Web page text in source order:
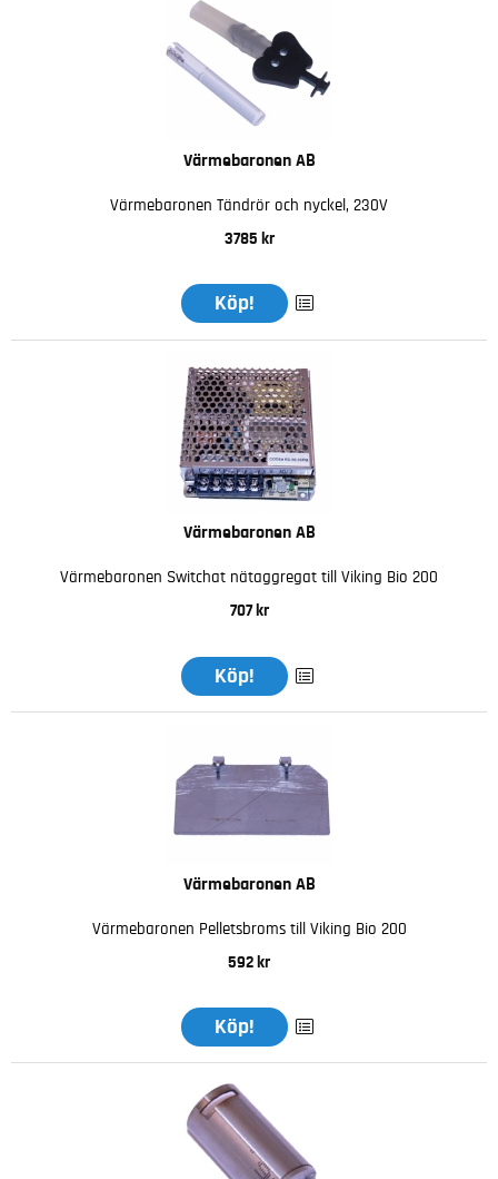
Värmebaronen AB
Värmebaronen Tändrör och nyckel, 230V
3785 kr
Köp!
Värmebaronen AB
Värmebaronen Switchat nätaggregat till Viking Bio 200
707 kr
Köp!
Värmebaronen AB
Värmebaronen Pelletsbroms till Viking Bio 200
592 kr
Köp!